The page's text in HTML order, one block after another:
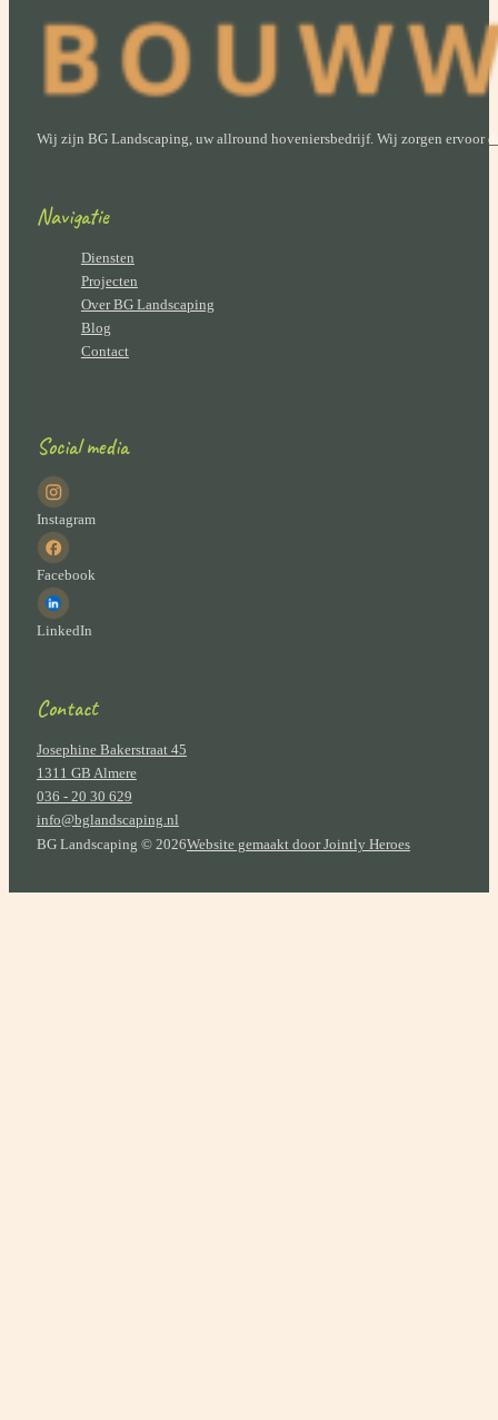
Wij zijn BG Landscaping, uw allround hoveniersbedrijf. Wij zorgen ervoor
Navigatie
Diensten
Projecten
Over BG Landscaping
Blog
Contact
Social media
Instagram
Facebook
LinkedIn
Contact
Josephine Bakerstraat 45
1311 GB Almere
036 - 20 30 629
info@bglandscaping.nl
BG Landscaping © 2026Website gemaakt door Jointly Heroes